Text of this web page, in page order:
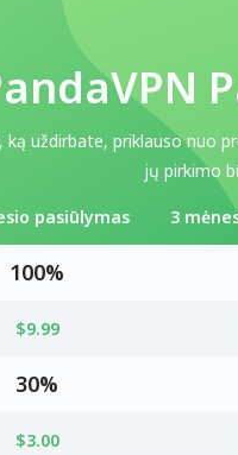
ką uždirbate, priklauso nuo
jų pirkimo
pasiūlymas 3
100%
$9.99
30%
$3.00